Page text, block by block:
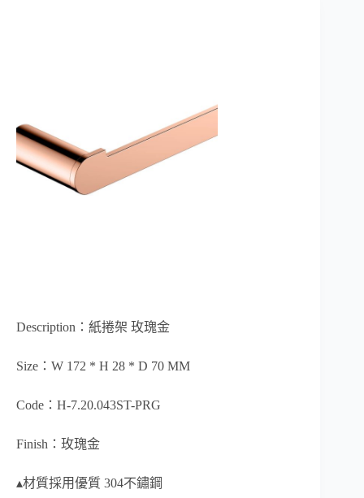
Description：紙捲架 玫瑰金
Size：W 172 * H 28 * D 70 MM
Code：H-7.20.043ST-PRG
Finish：玫瑰金
▴材質採用優質 304不鏽鋼